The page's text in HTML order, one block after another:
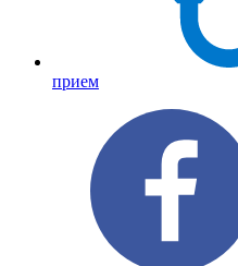
прием